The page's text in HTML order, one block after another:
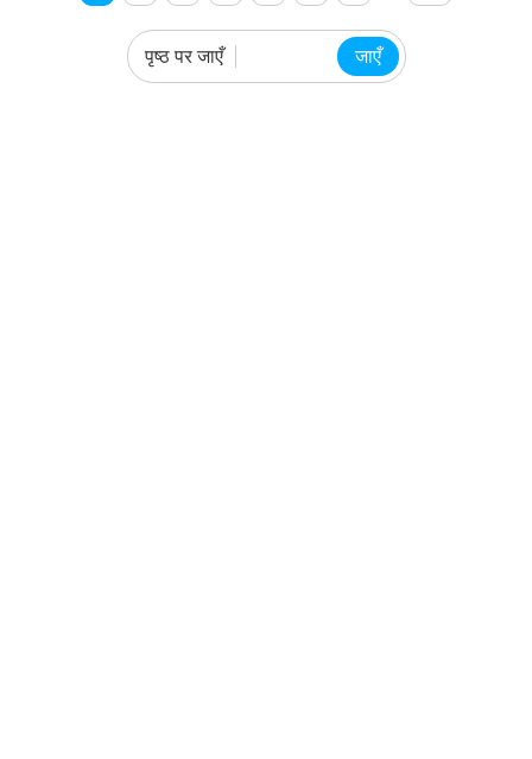
पृष्ठ पर जाएँ जाएँ